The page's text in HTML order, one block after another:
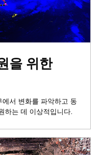
을 위한
서 변화를 파악하고 동
하는 데 이상적입니다.